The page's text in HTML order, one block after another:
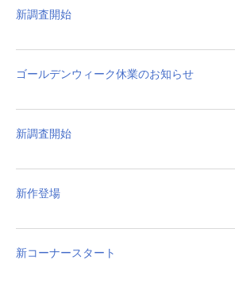
新調査開始
ゴールデンウィーク休業のお知らせ
新調査開始
新作登場
新コーナースタート